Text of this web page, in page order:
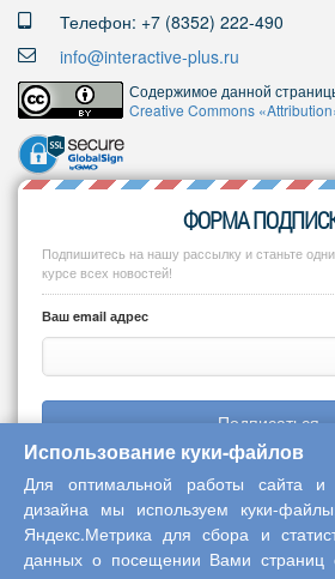
Телефон: +7 (8352) 222-490
info@interactive-plus.ru
Содержимое данной
Creative Commons
ФОРМА
Подпишитесь на нашу рассылку и станьте
курсе всех новостей!
Ваш email адрес
Подписаться
Copyright © 2013-2026 Центр научного
Использование куки-файлов
Для оптимальной работы сайта и
дизайна мы используем куки-
Яндекс.Метрика для сбора и
данных о посещении Вами страниц